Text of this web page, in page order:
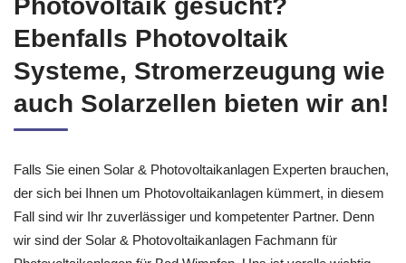
Für 74206 Bad Wimpfen nach
Photovoltaik gesucht?
Ebenfalls Photovoltaik
Systeme, Stromerzeugung wie
Falls Sie einen Solar & Photovoltaikanlagen Experten brauchen,
der sich bei Ihnen um Photovoltaikanlagen kümmert, in diesem
Fall sind wir Ihr zuverlässiger und kompetenter Partner. Denn